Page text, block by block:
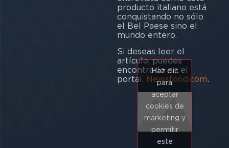
producto italiano está
conquistando no sólo
el Bel Paese sino el
mundo entero.
Si deseas leer el
artículo, puedes
encontrarlo en el
portal. Newsfood.com.
Haz clic
para
aceptar
cookies de
marketing y
permitir
este